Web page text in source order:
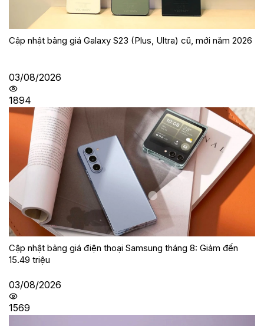
Cập nhật bảng giá Galaxy S23 (Plus, Ultra) cũ, mới năm 2026
03/08/2026
1894
Cập nhật bảng giá điện thoại Samsung tháng 8: Giảm đến
15.49 triệu
03/08/2026
1569